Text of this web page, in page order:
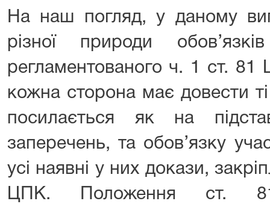
На наш погляд, у даному
різної природи
регламентованого ч. 1 ст. 81
кожна сторона має довести
посилається як на
заперечень, та обов’язку
усі наявні у них докази,
ЦПК. Положення ст.